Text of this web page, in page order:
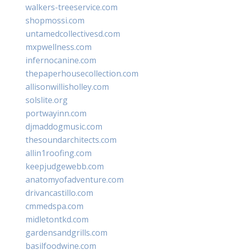
walkers-treeservice.com
shopmossi.com
untamedcollectivesd.com
mxpwellness.com
infernocanine.com
thepaperhousecollection.com
allisonwillisholley.com
solslite.org
portwayinn.com
djmaddogmusic.com
thesoundarchitects.com
allin1roofing.com
keepjudgewebb.com
anatomyofadventure.com
drivancastillo.com
cmmedspa.com
midletontkd.com
gardensandgrills.com
basilfoodwine.com